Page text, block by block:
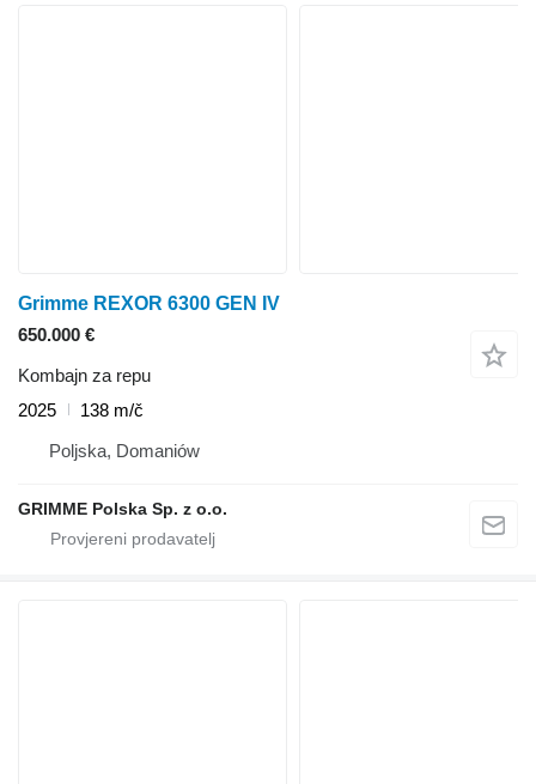
Grimme REXOR 6300 GEN IV
650.000 €
Kombajn za repu
2025
138 m/č
Poljska, Domaniów
GRIMME Polska Sp. z o.o.